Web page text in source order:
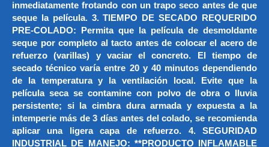
inmediatamente frotando con un trapo seco antes de que
seque la película. 3. TIEMPO DE SECADO REQUERIDO
PRE-COLADO: Permita que la película de desmoldante
seque por completo al tacto antes de colocar el acero de
refuerzo (varillas) y vaciar el concreto. El tiempo de
secado técnico varía entre 20 y 40 minutos dependiendo
de la temperatura y la ventilación local. Evite que la
película seca se contamine con polvo de obra o lluvia
persistente; si la cimbra dura armada y expuesta a la
intemperie más de 3 días antes del colado, se recomienda
aplicar una ligera capa de refuerzo. 4. SEGURIDAD
INDUSTRIAL DE MANEJO: **PRODUCTO INFLAMABLE